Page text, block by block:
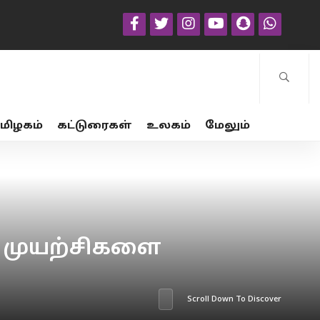
கட்டுரைகள் உலகம் மேலும்
Scroll Down To Discover